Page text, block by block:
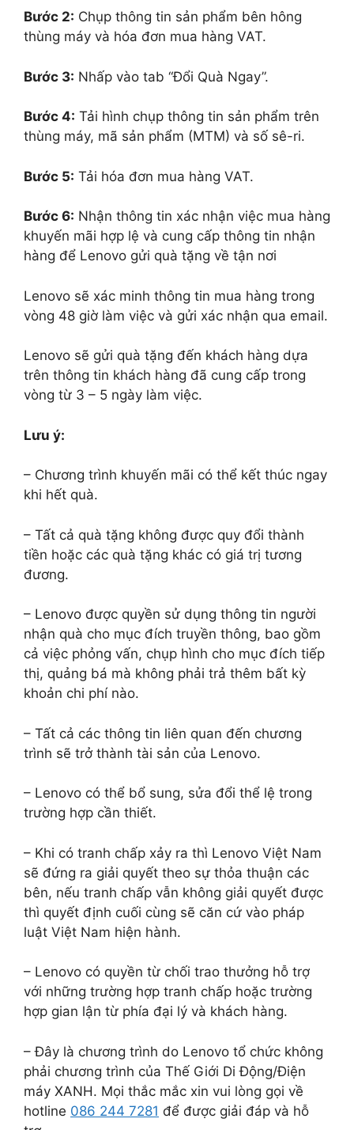
Bước 2: Chụp thông tin sản phẩm bên hông
thùng máy và hóa đơn mua hàng VAT.
Bước 3: Nhấp vào tab “Đổi Quà Ngay”.
Bước 4: Tải hình chụp thông tin sản phẩm trên
thùng máy, mã sản phẩm (MTM) và số sê-ri.
Bước 5: Tải hóa đơn mua hàng VAT.
Bước 6: Nhận thông tin xác nhận việc mua hàng
khuyến mãi hợp lệ và cung cấp thông tin nhận
hàng để Lenovo gửi quà tặng về tận nơi
Lenovo sẽ xác minh thông tin mua hàng trong
vòng 48 giờ làm việc và gửi xác nhận qua email.
Lenovo sẽ gửi quà tặng đến khách hàng dựa
trên thông tin khách hàng đã cung cấp trong
vòng từ 3 – 5 ngày làm việc.
Lưu ý:
– Chương trình khuyến mãi có thể kết thúc ngay
khi hết quà.
– Tất cả quà tặng không được quy đổi thành
tiền hoặc các quà tặng khác có giá trị tương
đương.
– Lenovo được quyền sử dụng thông tin người
nhận quà cho mục đích truyền thông, bao gồm
cả việc phỏng vấn, chụp hình cho mục đích tiếp
thị, quảng bá mà không phải trả thêm bất kỳ
khoản chi phí nào.
– Tất cả các thông tin liên quan đến chương
trình sẽ trở thành tài sản của Lenovo.
– Lenovo có thể bổ sung, sửa đổi thể lệ trong
trường hợp cần thiết.
– Khi có tranh chấp xảy ra thì Lenovo Việt Nam
sẽ đứng ra giải quyết theo sự thỏa thuận các
bên, nếu tranh chấp vẫn không giải quyết được
thì quyết định cuối cùng sẽ căn cứ vào pháp
luật Việt Nam hiện hành.
– Lenovo có quyền từ chối trao thưởng hỗ trợ
với những trường hợp tranh chấp hoặc trường
hợp gian lận từ phía đại lý và khách hàng.
– Đây là chương trình do Lenovo tổ chức không
phải chương trình của Thế Giới Di Động/Điện
máy XANH. Mọi thắc mắc xin vui lòng gọi về
hotline 086 244 7281 để được giải đáp và hỗ